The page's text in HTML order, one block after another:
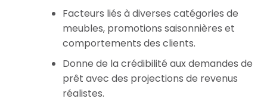
Facteurs liés à diverses catégories de
meubles, promotions saisonnières et
comportements des clients.
Donne de la crédibilité aux demandes de
prêt avec des projections de revenus
réalistes.